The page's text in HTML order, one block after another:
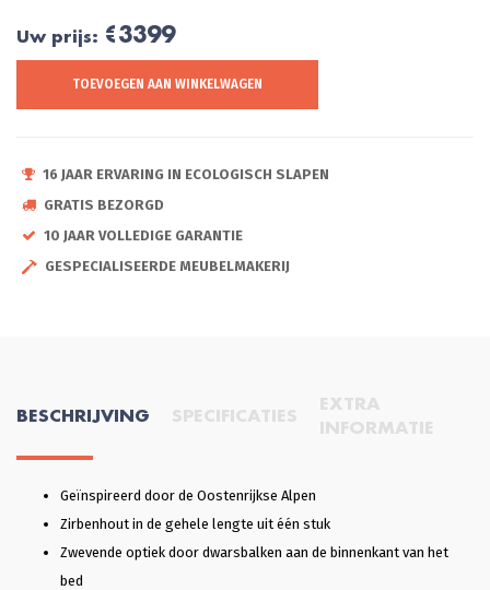
Uw prijs: €3399
TOEVOEGEN AAN WINKELWAGEN
16 JAAR ERVARING IN ECOLOGISCH SLAPEN
GRATIS BEZORGD
10 JAAR VOLLEDIGE GARANTIE
GESPECIALISEERDE MEUBELMAKERIJ
BESCHRIJVING SPECIFICATIES
EXTRA
INFORMATIE
Geïnspireerd door de Oostenrijkse Alpen
Zirbenhout in de gehele lengte uit één stuk
Zwevende optiek door dwarsbalken aan de binnenkant van het
bed